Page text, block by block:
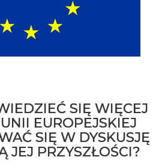
SIĘ WIĘCEJ
EUROPEJSKIEJ
SIĘ W DYSKUSJĘ
JEJ PRZYSZŁOŚCI?